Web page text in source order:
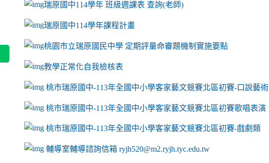
瑞原國中114學年 班級週課表 查詢(老師)
瑞原國中114學年課程計畫
link to https://sites.google.com/a/m2.ryjh.tyc.edu.tw/ryjh011/
桃園市立瑞原國民中學 定期評量命審題機制實施要點
link to https://sites.google.com/a/m2.ryjh.tyc.edu.tw/ryjh011/
教學正常化自我檢核表
link to mailto:ryjh520@m2.ryjh.tyc.edu.tw
link to mailto:ryjh520@m2.ryjh.tyc.edu.tw
ink to mailto:ryjh520@m2.ryjh.tyc.edu.tw
link to mailto:ryjh520@m2.ryjh.tyc.edu.tw
link to mailto:ryjh520@m2.ryjh.tyc.edu.tw
ink to mailto:ryjh520@m2.ryjh.tyc.edu.tw
ink to mailto:ryjh520@m2.ryjh.tyc.edu.tw
link to https://sites.google.com/a/m2.ryjh.tyc.edu.tw/ryjh011/
ink to mailto:ryjh520@m2.ryjh.tyc.edu.tw
link to https://tyc.entry.edu.tw/NoExamImitate_TL/NoExamImitate/
桃市瑞原國中-113年全國中小學客家藝文競賽北區初賽-口說藝術
link to https://tyc.entry.edu.tw/NoExamImitate_TL/NoExamImitate/
桃市瑞原國中-113年全國中小學客家藝文競賽北區初賽歌唱表演
link to https://tyc.entry.edu.tw/NoExamImitate_TL/NoExamImitate/
桃市瑞原國中-113年全國中小學客家藝文競賽北區初賽-戲劇類
link to https://tyc.entry.edu.tw/NoExamImitate_TL/NoExamImitate/
輔導室輔導諮詢信箱 ryjh520@m2.ryjh.tyc.edu.tw